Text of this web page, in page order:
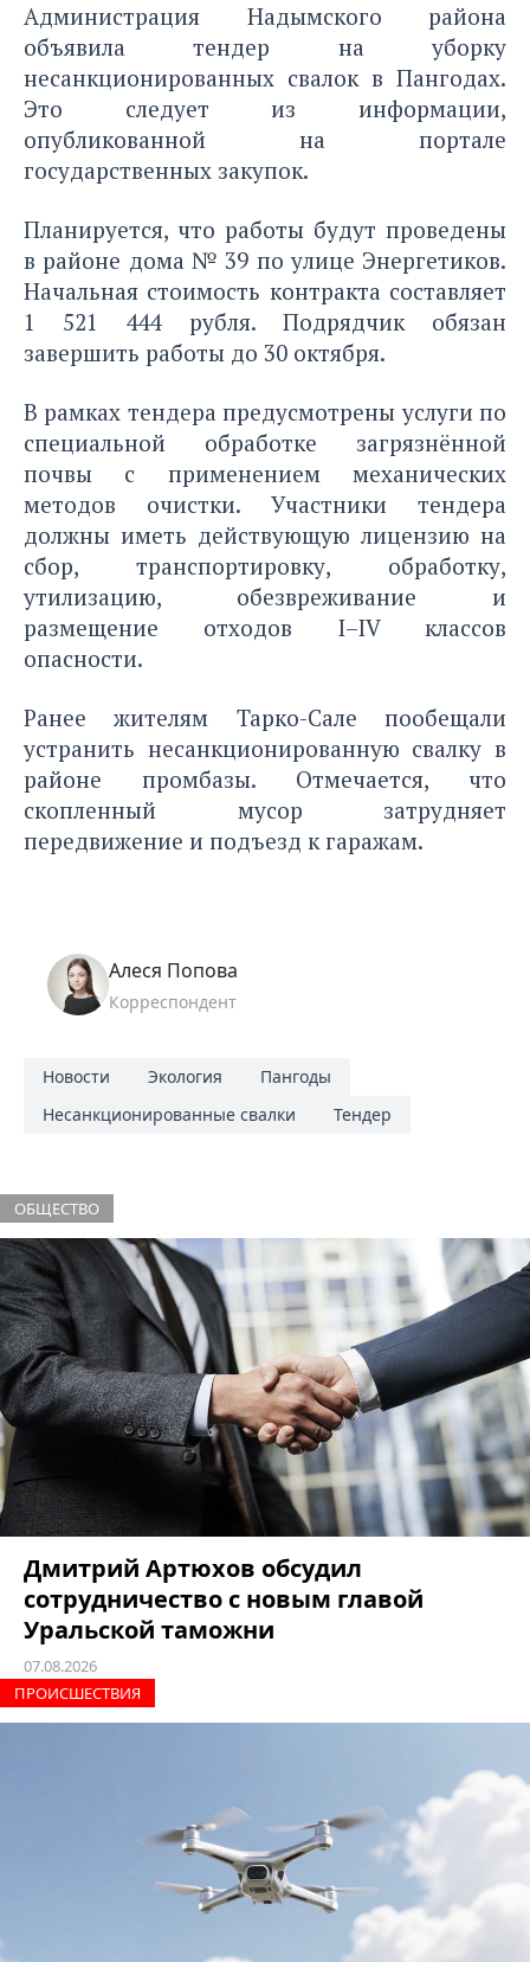
Администрация Надымского района
объявила тендер на уборку
несанкционированных свалок в Пангодах.
Это следует из информации,
опубликованной на портале
государственных закупок.
Планируется, что работы будут проведены
в районе дома № 39 по улице Энергетиков.
Начальная стоимость контракта составляет
1 521 444 рубля. Подрядчик обязан
завершить работы до 30 октября.
В рамках тендера предусмотрены услуги по
специальной обработке загрязнённой
почвы с применением механических
методов очистки. Участники тендера
должны иметь действующую лицензию на
сбор, транспортировку, обработку,
утилизацию, обезвреживание и
размещение отходов I–IV классов
опасности.
Ранее жителям Тарко-Сале пообещали
устранить несанкционированную свалку в
районе промбазы. Отмечается, что
скопленный мусор затрудняет
передвижение и подъезд к гаражам.
Алеся Попова
Корреспондент
Новости Экология
Пангоды
Несанкционированные свалки
Тендер
ОБЩЕСТВО
Дмитрий Артюхов обсудил
сотрудничество с новым главой
Уральской таможни
07.08.2026
ПРОИCШЕСТВИЯ